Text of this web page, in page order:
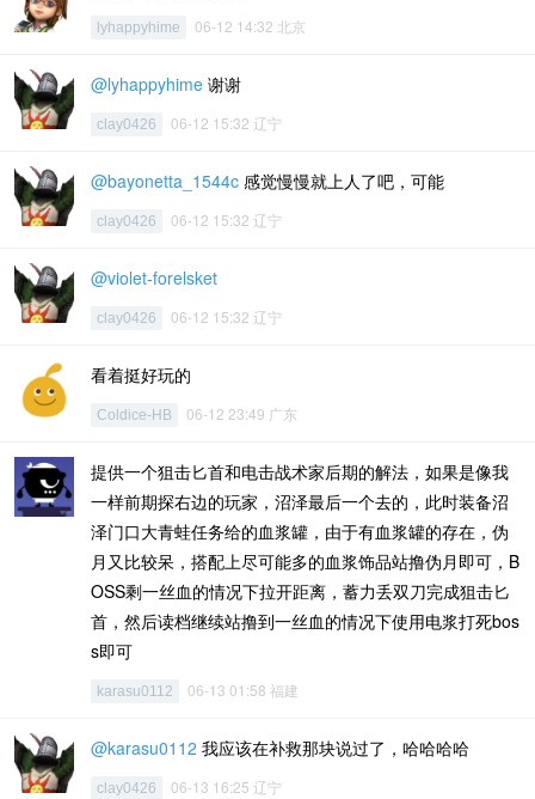
lyhappyhime 06-12 14:32 北京
@lyhappyhime 谢谢
clay0426 06-12 15:32 辽宁
@bayonetta_1544c 感觉慢慢就上人了吧，可能
clay0426 06-12 15:32 辽宁
@violet-forelsket
clay0426 06-12 15:32 辽宁
看着挺好玩的
Coldice-HB 06-12 23:49 广东
提供一个狙击匕首和电击战术家后期的解法，如果是像我
一样前期探右边的玩家，沼泽最后一个去的，此时装备沼
泽门口大青蛙任务给的血浆罐，由于有血浆罐的存在，伪
月又比较呆，搭配上尽可能多的血浆饰品站撸伪月即可，B
OSS剩一丝血的情况下拉开距离，蓄力丢双刀完成狙击匕
首，然后读档继续站撸到一丝血的情况下使用电浆打死bos
s即可
karasu0112 06-13 01:58 福建
@karasu0112 我应该在补救那块说过了，哈哈哈哈
clay0426 06-13 16:25 辽宁